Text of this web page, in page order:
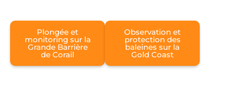
Plongée et
monitoring sur la
Grande Barrière
de Corail
Observation et
protection des
baleines sur la
Gold Coast